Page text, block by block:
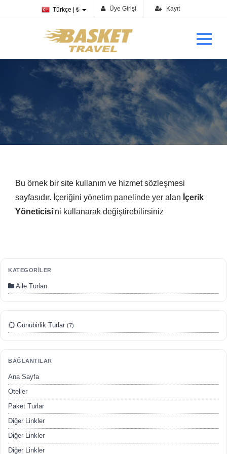
Türkçe | ₺ Üye Girişi Kayıt
Çerez tercihlerinizi
Daha fazla bilgi için
gizlilik koşullarınıinceleyebilirsiniz.
Zorunlu Çerezler
Oturum yönetimi, güvenlik ve temel site işlevleri için gereklidir.
bırakılamaz.
Ana Sayfa › Hizmet Sözleşmesi
Bu örnek bir site kullanım ve hizmet sözleşmesi
sayfasıdır. İçeriğini yönetim panelinde yer alan İçerik
Yöneticisi'ni kullanarak değiştirebilirsiniz
KATEGORİLER
Aile Turları
Günübirlik Turlar (7)
BAĞLANTILAR
Ana Sayfa
Oteller
Paket Turlar
Diğer Linkler
Diğer Linkler
Diğer Linkler